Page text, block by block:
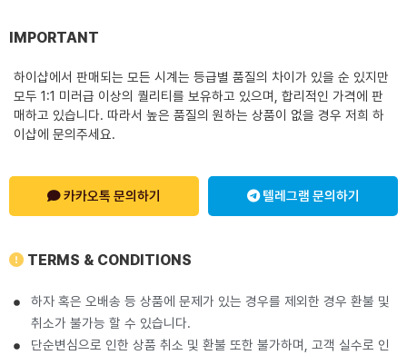
IMPORTANT
하이샵에서 판매되는 모든 시계는 등급별 품질의 차이가 있을 순 있지만
모두 1:1 미러급 이상의 퀄리티를 보유하고 있으며, 합리적인 가격에 판
매하고 있습니다. 따라서 높은 품질의 원하는 상품이 없을 경우 저희 하
이샵에 문의주세요.
카카오톡 문의하기 텔레그램 문의하기
TERMS & CONDITIONS
하자 혹은 오배송 등 상품에 문제가 있는 경우를 제외한 경우 환불 및
취소가 불가능 할 수 있습니다.
단순변심으로 인한 상품 취소 및 환불 또한 불가하며, 고객 실수로 인